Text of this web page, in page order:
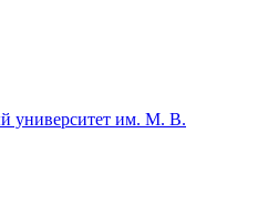
университет им. М. В.